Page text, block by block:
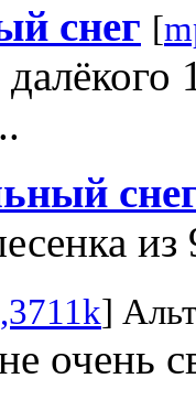
снег [
из
]
очень